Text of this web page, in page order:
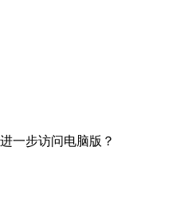
一步访问电脑版？